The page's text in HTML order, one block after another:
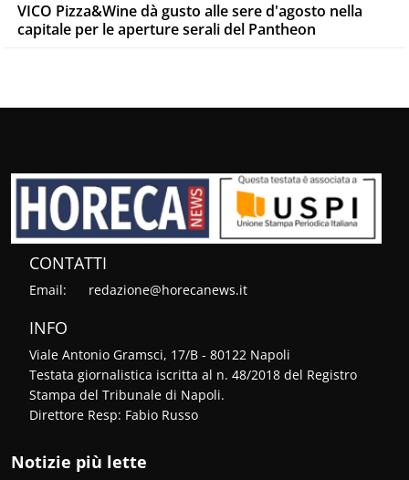
VICO Pizza&Wine dà gusto alle sere d'agosto nella
capitale per le aperture serali del Pantheon
CONTATTI
Email: redazione@horecanews.it
INFO
Viale Antonio Gramsci, 17/B - 80122 Napoli
Testata giornalistica iscritta al n. 48/2018 del Registro
Stampa del Tribunale di Napoli.
Direttore Resp: Fabio Russo
Notizie più lette